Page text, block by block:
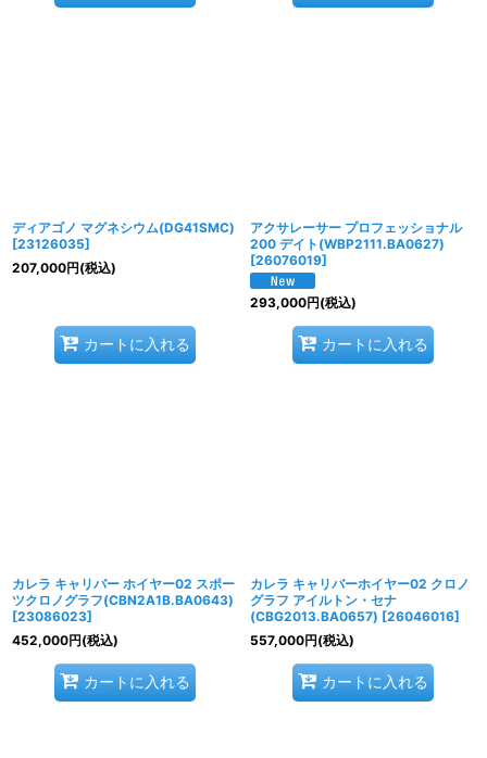
ディアゴノ マグネシウム(DG41SMC)
[23126035]
207,000円(税込)
カートに入れる
アクサレーサー プロフェッショナル
200 デイト(WBP2111.BA0627)
[26076019]
293,000円(税込)
カートに入れる
カレラ キャリバー ホイヤー02 スポー
ツクロノグラフ(CBN2A1B.BA0643)
[23086023]
452,000円(税込)
カートに入れる
カレラ キャリバーホイヤー02 クロノ
グラフ アイルトン・セナ
(CBG2013.BA0657) [26046016]
557,000円(税込)
カートに入れる